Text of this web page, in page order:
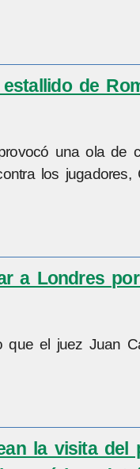
de
una ola de
los jugadores,
a Londres
que el juez Juan
la visita del